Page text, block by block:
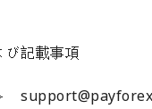
記載事項